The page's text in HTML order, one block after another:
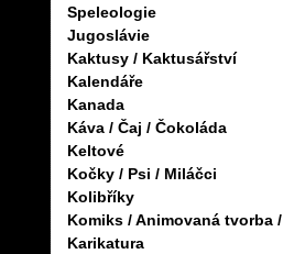
Speleologie
Jugoslávie
Kaktusy / Kaktusářství
Kalendáře
Kanada
Káva / Čaj / Čokoláda
Keltové
Kočky / Psi / Miláčci
Kolibříky
Komiks / Animovaná tvorba /
Karikatura